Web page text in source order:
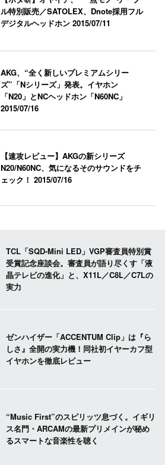
ル特別販売／SATOLEX、Dnote採用フル
デジタルヘッドホン2015/07/11
AKG、“全く新しいプレミアムシリー
ズ”「Nシリーズ」発表。イヤホン
「N20」とNCヘッドホン「N60NC」
2015/07/16
【速攻レビュー】AKGの新シリーズ
N20/N60NC、気になるそのサウンドをチ
ェック！2015/07/16
TCL「SQD-Mini LED」VGP審査員特別賞
受賞記念座談会。審査員が語り尽くす「液
晶テレビの進化」と、X11L／C8L／C7Lの
実力
ゼンハイザー「ACCENTUM Clip」は『ら
しさ』全開の実力機！同社初イヤーカフ型
イヤホンを徹底レビュー
“Music First”のスピリッツ息づく。イギリ
ス名門・ARCAMの最新プリメインが秘め
るスマートな音楽性を聴く